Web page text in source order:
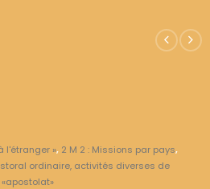
l'étranger », 2 M 2 : Missions par pays,
ordinaire, activités diverses de